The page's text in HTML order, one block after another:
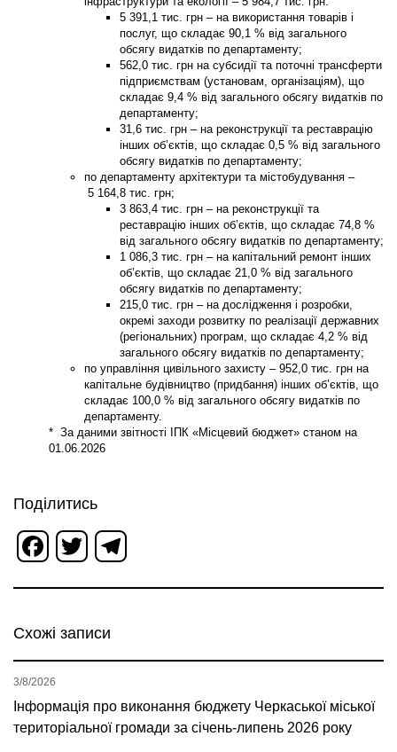
5 391,1 тис. грн – на використання товарів і
послуг, що складає 90,1 % від загального
обсягу видатків по департаменту;
562,0 тис. грн на субсидії та поточні трансферти
підприємствам (установам, організаціям), що
складає 9,4 % від загального обсягу видатків по
департаменту;
31,6 тис. грн – на реконструкції та реставрацію
інших об’єктів, що складає 0,5 % від загального
обсягу видатків по департаменту;
по департаменту архітектури та містобудування –
5 164,8 тис. грн;
3 863,4 тис. грн – на реконструкції та
реставрацію інших об’єктів, що складає 74,8 %
від загального обсягу видатків по департаменту;
1 086,3 тис. грн – на капітальний ремонт інших
об’єктів, що складає 21,0 % від загального
обсягу видатків по департаменту;
215,0 тис. грн – на дослідження і розробки,
окремі заходи розвитку по реалізації державних
(регіональних) програм, що складає 4,2 % від
загального обсягу видатків по департаменту;
по управління цивільного захисту – 952,0 тис. грн на
капітальне будівництво (придбання) інших об’єктів, що
складає 100,0 % від загального обсягу видатків по
департаменту.
* За даними звітності ІПК «Місцевий бюджет» станом на
01.06.2026
Поділитись
Facebook
Twitter
Схожі записи
Інформація про виконання бюджету Черкаської міської
територіальної громади за січень-липень 2026 року
3/8/2026